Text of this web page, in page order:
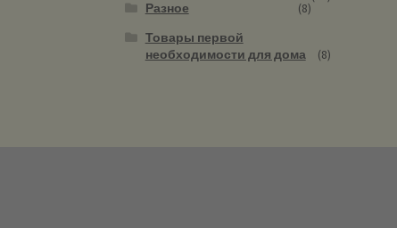
Разное
(8)
Товары первой
необходимости для дома
(8)